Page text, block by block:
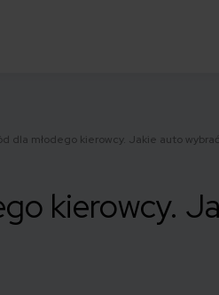
dla młodego kierowcy. Jakie auto
kierowcy.